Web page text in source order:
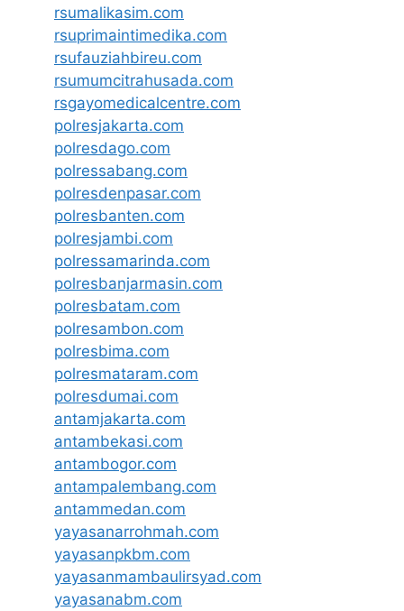
rsumalikasim.com
rsuprimaintimedika.com
rsufauziahbireu.com
rsumumcitrahusada.com
rsgayomedicalcentre.com
polresjakarta.com
polresdago.com
polressabang.com
polresdenpasar.com
polresbanten.com
polresjambi.com
polressamarinda.com
polresbanjarmasin.com
polresbatam.com
polresambon.com
polresbima.com
polresmataram.com
polresdumai.com
antamjakarta.com
antambekasi.com
antambogor.com
antampalembang.com
antammedan.com
yayasanarrohmah.com
yayasanpkbm.com
yayasanmambaulirsyad.com
yayasanabm.com